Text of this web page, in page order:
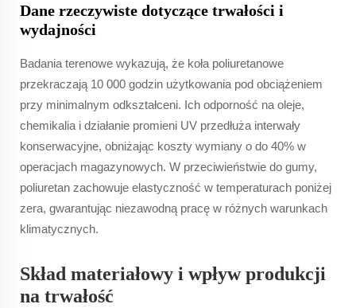
Dane rzeczywiste dotyczące trwałości i
wydajności
Badania terenowe wykazują, że koła poliuretanowe
przekraczają 10 000 godzin użytkowania pod obciążeniem
przy minimalnym odkształceni. Ich odporność na oleje,
chemikalia i działanie promieni UV przedłuża interwały
konserwacyjne, obniżając koszty wymiany o do 40% w
operacjach magazynowych. W przeciwieństwie do gumy,
poliuretan zachowuje elastyczność w temperaturach poniżej
zera, gwarantując niezawodną pracę w różnych warunkach
klimatycznych.
Skład materiałowy i wpływ produkcji
na trwałość